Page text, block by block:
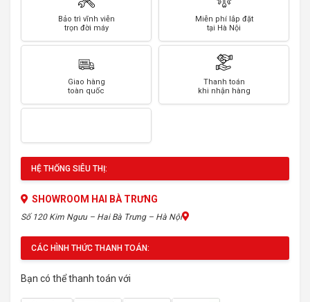
Bảo trì vĩnh viễn
trọn đời máy
Miễn phí lắp đặt
tại Hà Nội
Giao hàng
toàn quốc
Thanh toán
khi nhận hàng
HỆ THỐNG SIÊU THỊ:
SHOWROOM HAI BÀ TRƯNG
Số 120 Kim Ngưu – Hai Bà Trưng – Hà Nội
CÁC HÌNH THỨC THANH TOÁN:
Bạn có thể thanh toán với